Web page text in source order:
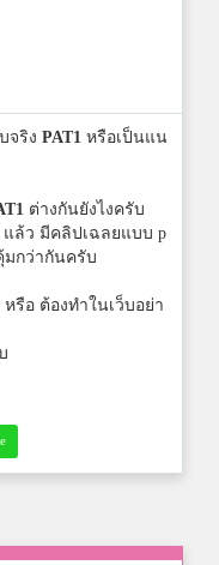
จริง PAT1 หรือเป็นแน
ต่างกันยังไงครับ
แล้ว มีคลิปเฉลยแบบ p
มกว่ากันครับ
รือ ต้องทำในเว็บอย่า